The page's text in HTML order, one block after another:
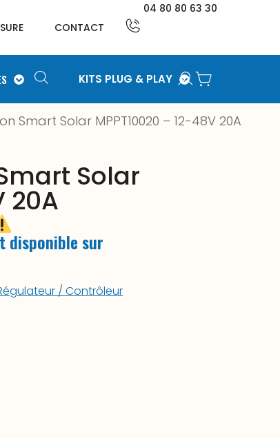
CONTACT
04 80 80 63 30
KITS PLUG & PLAY
Smart Solar MPPT10020 – 12-48V 20A
Solar
20A
disponible sur
/ Contrôleur